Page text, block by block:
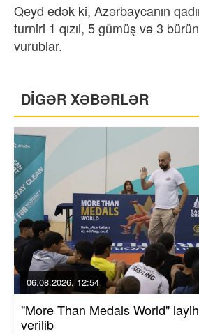
Qeyd edək ki, Azərbaycanın
turniri 1 qızıl, 5 gümüş və 3
vurublar.
DİGƏR XƏBƏRLƏR
06.08.2026, 12:54
"More Than Medals World"
verilib